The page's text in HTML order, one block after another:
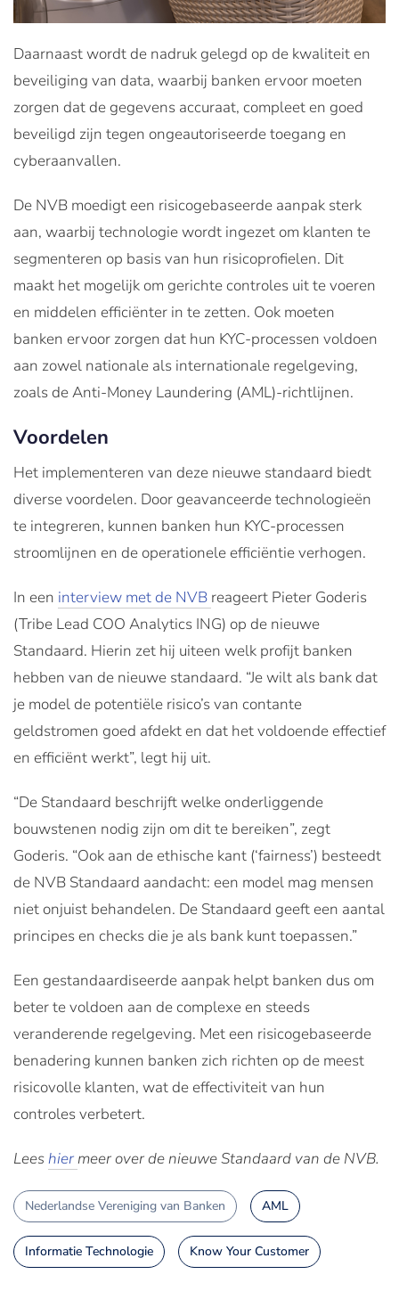
Daarnaast wordt de nadruk gelegd op de kwaliteit en
beveiliging van data, waarbij banken ervoor moeten
zorgen dat de gegevens accuraat, compleet en goed
beveiligd zijn tegen ongeautoriseerde toegang en
cyberaanvallen.
De NVB moedigt een risicogebaseerde aanpak sterk
aan, waarbij technologie wordt ingezet om klanten te
segmenteren op basis van hun risicoprofielen. Dit
maakt het mogelijk om gerichte controles uit te voeren
en middelen efficiënter in te zetten. Ook moeten
banken ervoor zorgen dat hun KYC-processen voldoen
aan zowel nationale als internationale regelgeving,
zoals de Anti-Money Laundering (AML)-richtlijnen.
Voordelen
Het implementeren van deze nieuwe standaard biedt
diverse voordelen. Door geavanceerde technologieën
te integreren, kunnen banken hun KYC-processen
stroomlijnen en de operationele efficiëntie verhogen.
In een interview met de NVB reageert Pieter Goderis
(Tribe Lead COO Analytics ING) op de nieuwe
Standaard. Hierin zet hij uiteen welk profijt banken
hebben van de nieuwe standaard. “Je wilt als bank dat
je model de potentiële risico’s van contante
geldstromen goed afdekt en dat het voldoende effectief
en efficiënt werkt”, legt hij uit.
“De Standaard beschrijft welke onderliggende
bouwstenen nodig zijn om dit te bereiken”, zegt
Goderis. “Ook aan de ethische kant (‘fairness’) besteedt
de NVB Standaard aandacht: een model mag mensen
niet onjuist behandelen. De Standaard geeft een aantal
principes en checks die je als bank kunt toepassen.”
Een gestandaardiseerde aanpak helpt banken dus om
beter te voldoen aan de complexe en steeds
veranderende regelgeving. Met een risicogebaseerde
benadering kunnen banken zich richten op de meest
risicovolle klanten, wat de effectiviteit van hun
controles verbetert.
Leeshiermeer over de nieuwe Standaard van de NVB.
Nederlandse Vereniging van Banken AML
Informatie Technologie Know Your Customer